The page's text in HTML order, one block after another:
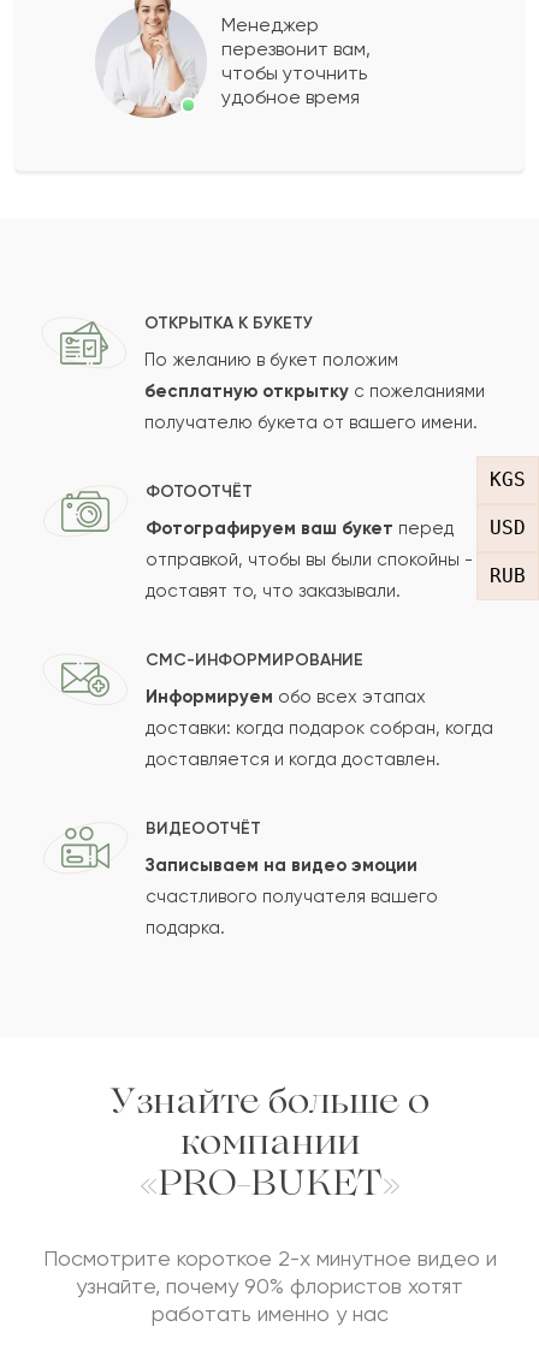
KGS
USD
RUB
Показать еще
Ваш e-mail
Отзыв
Сколько будет
Отзыв будет опубликован после проверки.
Проверяем на спам.
Менеджер
перезвонит вам,
чтобы уточнить
удобное время
ОТКРЫТКА К БУКЕТУ
По желанию в букет положим
бесплатную открытку с пожеланиями
получателю букета от вашего имени.
ФОТООТЧЁТ
Фотографируем ваш букет перед
отправкой, чтобы вы были спокойны -
доставят то, что заказывали.
СМС-ИНФОРМИРОВАНИЕ
Информируем обо всех этапах
доставки: когда подарок собран, когда
доставляется и когда доставлен.
ВИДЕООТЧЁТ
Записываем на видео эмоции
счастливого получателя вашего
подарка.
Узнайте больше о
компании
«PRO-BUKET»
Посмотрите короткое 2-х минутное видео и
узнайте, почему 90% флористов хотят
работать именно у нас